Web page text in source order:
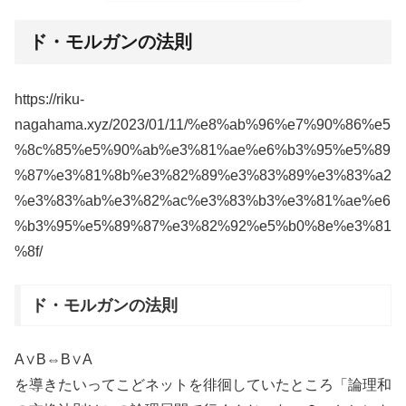
ド・モルガンの法則
https://riku-
nagahama.xyz/2023/01/11/%e8%ab%96%e7%90%86%e5
%8c%85%e5%90%ab%e3%81%ae%e6%b3%95%e5%89
%87%e3%81%8b%e3%82%89%e3%83%89%e3%83%a2
%e3%83%ab%e3%82%ac%e3%83%b3%e3%81%ae%e6
%b3%95%e5%89%87%e3%82%92%e5%b0%8e%e3%81
%8f/
ド・モルガンの法則
A∨B⇔B∨A
を導きたいってこどネットを徘徊していたところ「論理和